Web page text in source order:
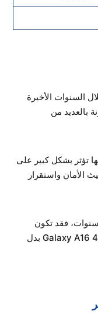
السنوات الأخيرة
بالعديد من
تؤثر بشكل كبير على
الأمان واستقرار
فقد تكون
سياسة التحديثات أحد أهم أسباب اختيار Galaxy A16 4G بدل